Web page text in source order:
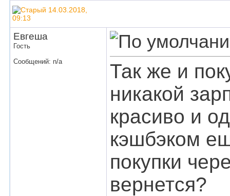
14.03.2018,
09:13
Евгеша
Гость
Сообщений: n/a
Так же и
никакой
красиво и
кэшбэком
покупки
вернется?